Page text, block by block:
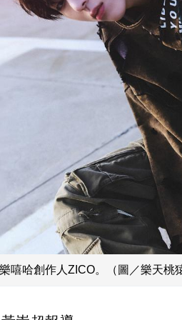
嘻哈創作人ZICO。（圖／樂天桃